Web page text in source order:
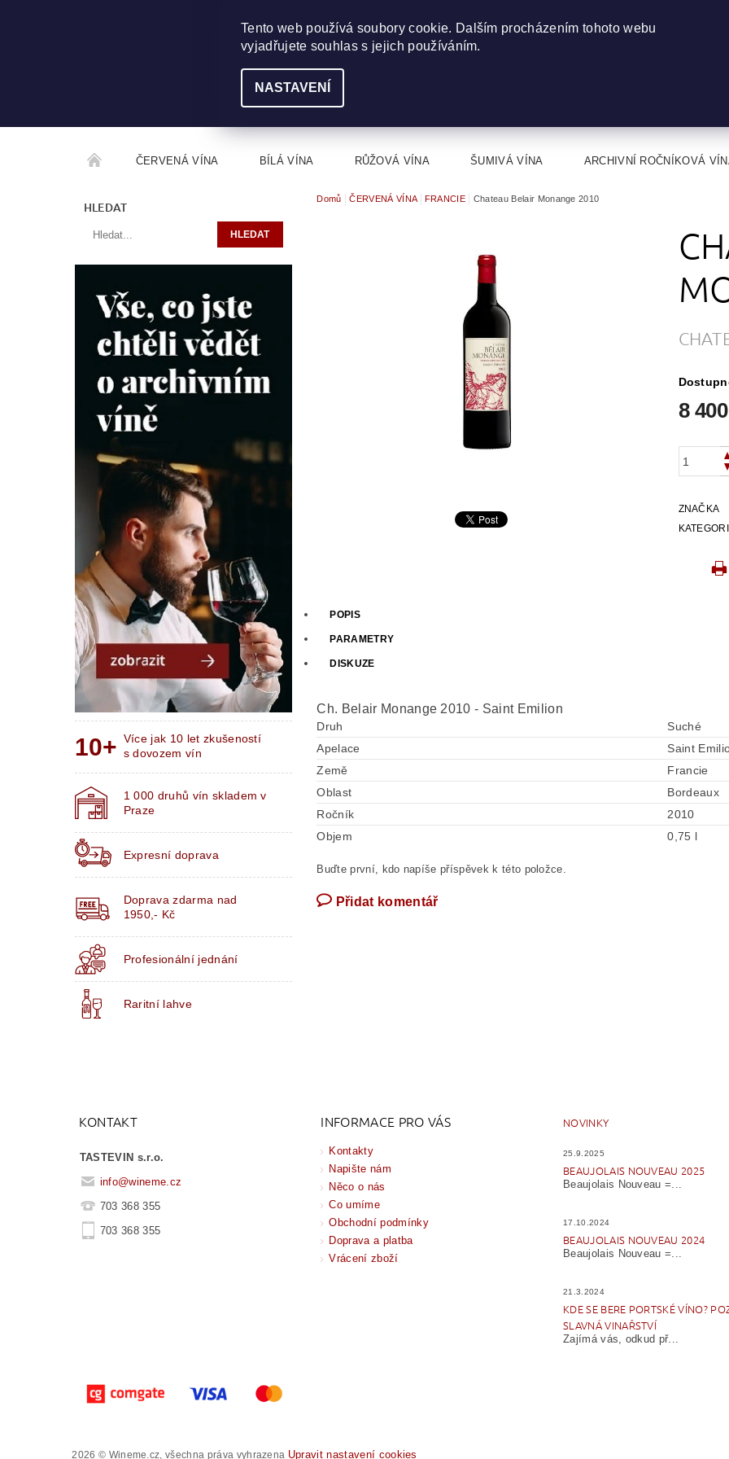
ČERVENÁ VÍNA BÍLÁ VÍNA RŮŽOVÁ VÍNA ŠUMIVÁ VÍNA ARCHIVNÍ ROČNÍKOVÁ
ROČNÍKOVÝ ALKOHOL ROZCESTNÍK VÍN
HLEDAT
Více jak 10 let zkušeností
s dovozem vín
1 000 druhů vín skladem v
Praze
Expresní doprava
Doprava zdarma nad
1950,- Kč
Profesionální jednání
Raritní lahve
Domů ČERVENÁ VÍNA FRANCIE Chateau Belair Monange 2010
8
ZNAČKA
POPIS
PARAMETRY
DISKUZE
Ch. Belair Monange 2010 - Saint Emilion
Druh
Suché
Apelace
Saint
Země
Francie
Oblast
Bordeaux
Ročník
2010
Objem
0,75 l
Buďte první, kdo napíše příspěvek k této položce.
Přidat komentář
KONTAKT
TASTEVIN s.r.o.
info@wineme.cz
703 368 355
703 368 355
INFORMACE PRO VÁS
Kontakty
Napište nám
Něco o nás
Co umíme
Obchodní podmínky
Doprava a platba
Vrácení zboží
NOVINKY
25.9.2025
BEAUJOLAIS NOUVEAU 2025
Beaujolais Nouveau =...
17.10.2024
BEAUJOLAIS NOUVEAU 2024
Beaujolais Nouveau =...
21.3.2024
KDE SE BERE PORTSKÉ VÍNO?
SLAVNÁ VINAŘSTVÍ
Zajímá vás, odkud př...
2026 © Wineme.cz, všechna práva vyhrazena Upravit nastavení cookies
Tento web používá soubory cookie. Dalším procházením tohoto webu
vyjadřujete souhlas s jejich používáním.
NASTAVENÍ